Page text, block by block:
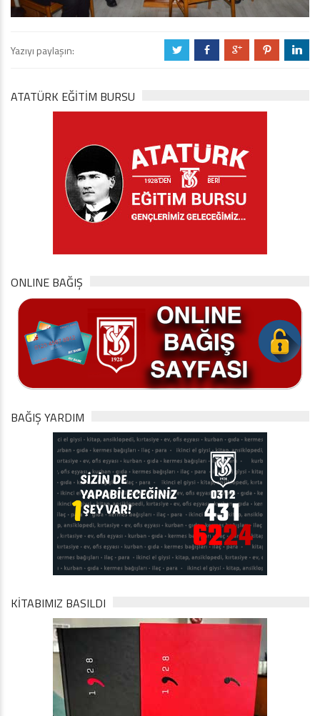
Yazıyı paylaşın: a b c d j
ATATÜRK EĞITIM BURSU
ONLINE BAĞIŞ
BAĞIŞ YARDIM
KİTABIMIZ BASILDI